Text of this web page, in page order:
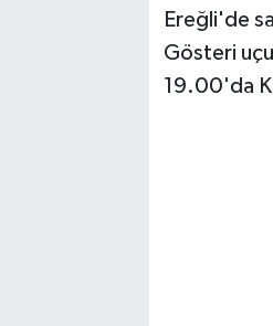
Ereğli'de
Gösteri
19.00'da